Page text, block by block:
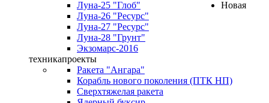
Луна-25 "Глоб"
Луна-26 "Ресурс"
Луна-27 "Ресурс"
Луна-28 "Грунт"
Экзомарс-2016
Новая
техникапроекты
Ракета "Ангара"
Корабль нового поколения (ПТК НП)
Сверхтяжелая ракета